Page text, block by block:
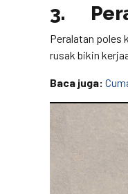
3.
Peralatan poles
rusak bikin
Baca juga: